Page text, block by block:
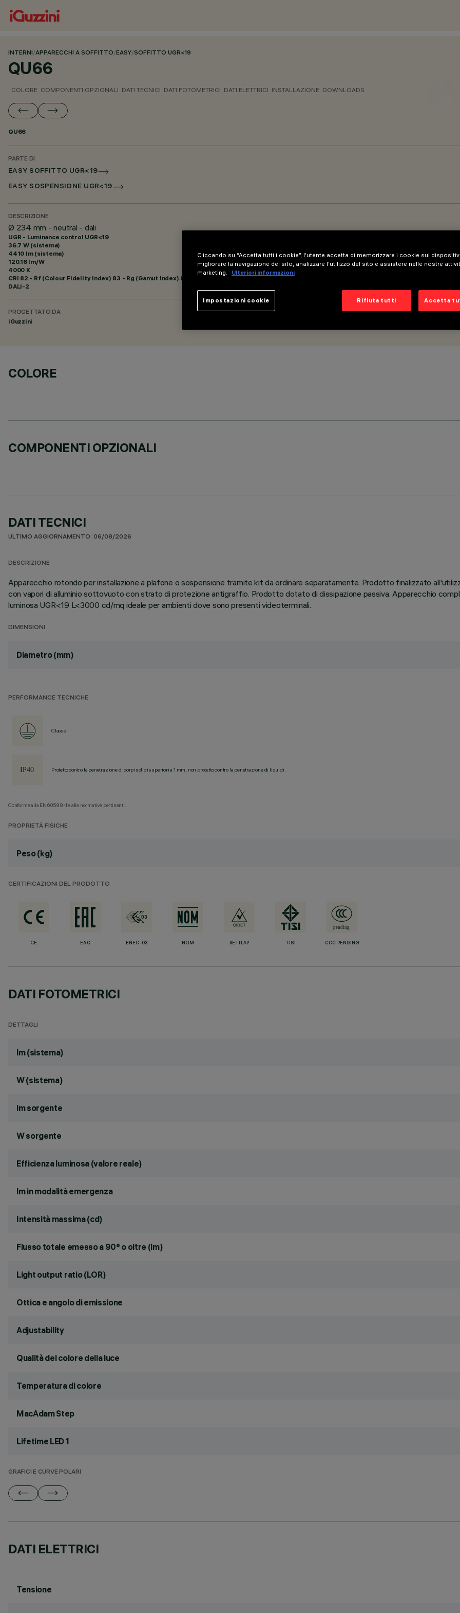
INTERNI/APPARECCHI A SOFFITTO/EASY/SOFFITTO UGR<19
QU66
COLORE COMPONENTI OPZIONALI DATI TECNICI DATI FOTOMETRICI DATI ELETTRICI INSTALLAZIONE DOWNLOADS
QU66
PARTE DI
EASY SOFFITTO UGR<19
EASY SOSPENSIONE UGR<19
DESCRIZIONE
Ø 234 mm - neutral - dali
UGR - Luminance control UGR<19
36.7 W (sistema)
4410 lm (sistema)
120.16 lm/W
4000 K
CRI 82 - Rf (Colour Fidelity Index) 83 - Rg (Gamut Index) 94
DALI-2
PROGETTATO DA
iGuzzini
COLORE
COMPONENTI OPZIONALI
DATI TECNICI
ULTIMO AGGIORNAMENTO: 06/08/2026
DESCRIZIONE
Apparecchio rotondo per installazione a plafone o sospensione tramite kit da ordinare separatamente. Prodotto finalizzato
con vapori di alluminio sottovuoto con strato di protezione antigraffio. Prodotto dotato di dissipazione passiva. Apparecchio
luminosa UGR<19 L<3000 cd/mq ideale per ambienti dove sono presenti videoterminali.
DIMENSIONI
Diametro (mm)
PERFORMANCE TECNICHE
Classe I
Protetto contro la penetrazione di corpi solidi superiori a 1 mm, non protetto contro la penetrazione di liquidi.
Conforme alla EN60598-1 e alle normative pertinenti.
PROPRIETÀ FISICHE
Peso (kg)
CERTIFICAZIONI DEL PRODOTTO
CE EAC ENEC-03 NOM RETILAP TISI CCC PENDING
DATI FOTOMETRICI
DETTAGLI
lm (sistema)
W (sistema)
lm sorgente
W sorgente
Efficienza luminosa (valore reale)
lm in modalità emergenza
Intensità massima (cd)
Flusso totale emesso a 90° o oltre (lm)
Light output ratio (LOR)
Ottica e angolo di emissione
Adjustability
Qualità del colore della luce
Temperatura di colore
MacAdam Step
Lifetime LED 1
GRAFICI E CURVE POLARI
DATI ELETTRICI
Tensione
Cliccando su “Accetta tutti i cookie”, l'utente accetta di memorizzare i cookie sul
migliorare la navigazione del sito, analizzare l'utilizzo del sito e assistere nelle nostre
marketing.
Ulteriori informazioni
Rifiuta tutti Accetta
Impostazioni cookie